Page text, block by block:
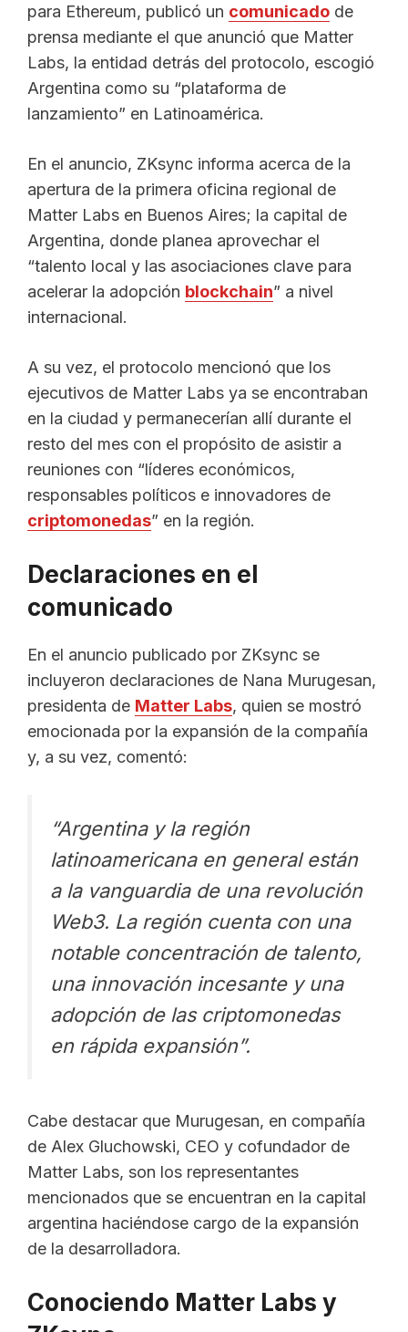
para Ethereum, publicó un comunicado de
prensa mediante el que anunció que Matter
Labs, la entidad detrás del protocolo, escogió
Argentina como su “plataforma de
lanzamiento” en Latinoamérica.
En el anuncio, ZKsync informa acerca de la
apertura de la primera oficina regional de
Matter Labs en Buenos Aires; la capital de
Argentina, donde planea aprovechar el
“talento local y las asociaciones clave para
acelerar la adopción blockchain” a nivel
internacional.
A su vez, el protocolo mencionó que los
ejecutivos de Matter Labs ya se encontraban
en la ciudad y permanecerían allí durante el
resto del mes con el propósito de asistir a
reuniones con “líderes económicos,
responsables políticos e innovadores de
criptomonedas” en la región.
Declaraciones en el
comunicado
En el anuncio publicado por ZKsync se
incluyeron declaraciones de Nana Murugesan,
presidenta de Matter Labs, quien se mostró
emocionada por la expansión de la compañía
y, a su vez, comentó:
“Argentina y la región
latinoamericana en general están
a la vanguardia de una revolución
Web3. La región cuenta con una
notable concentración de talento,
una innovación incesante y una
adopción de las criptomonedas
en rápida expansión”.
Cabe destacar que Murugesan, en compañía
de Alex Gluchowski, CEO y cofundador de
Matter Labs, son los representantes
mencionados que se encuentran en la capital
argentina haciéndose cargo de la expansión
de la desarrolladora.
Conociendo Matter Labs y